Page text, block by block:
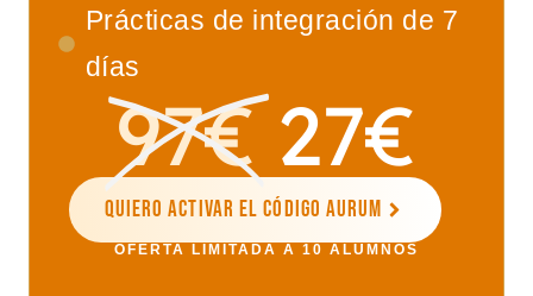
Prácticas de integración de 7
días
97€ 27€
Quiero activar el Código Aurum
OFERTA LIMITADA A 10 ALUMNOS